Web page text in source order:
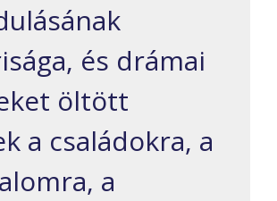
és drámai
öltött
a családokra, a
a